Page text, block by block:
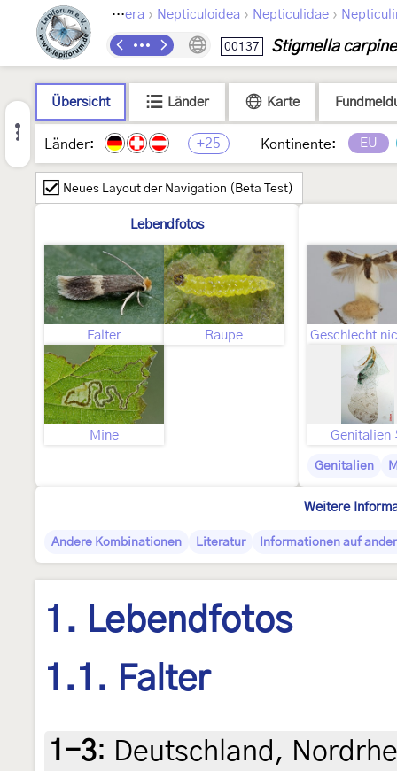
Lepidoptera › Nepticuloidea › Nepticulidae ›
00137 Stigmella
Übersicht Länder Karte
Länder: +25 Kontinente: EU
Neues Layout der Navigation (Beta Test)
Lebendfotos
Falter Raupe
Mine Genitalien
Genitalien
Weitere
Andere Kombinationen Literatur Informationen auf
1. Lebendfotos
1.1. Falter
1-3: Deutschland,